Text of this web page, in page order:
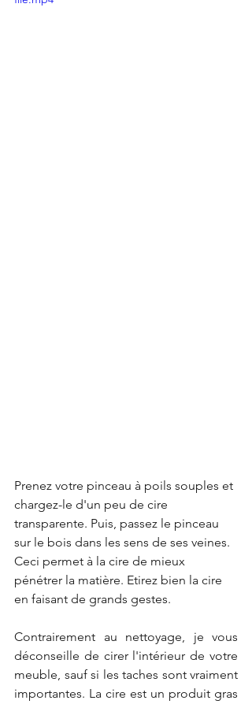
Prenez votre pinceau à poils souples et
chargez-le d'un peu de cire
transparente. Puis, passez le pinceau
sur le bois dans les sens de ses veines.
Ceci permet à la cire de mieux
pénétrer la matière. Etirez bien la cire
en faisant de grands gestes.
Contrairement au nettoyage, je vous
déconseille de cirer l'intérieur de votre
meuble, sauf si les taches sont vraiment
importantes. La cire est un produit gras